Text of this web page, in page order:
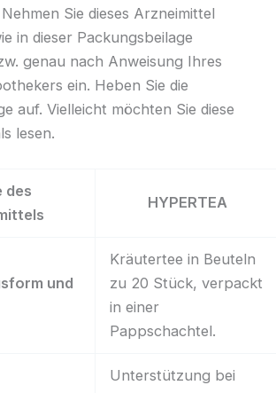
Sie dieses Arzneimittel
in dieser Packungsbeilage
genau nach Anweisung Ihres
ein. Heben Sie die
auf. Vielleicht möchten Sie diese
lesen.
des
HYPERTEA
und
Kräutertee in Beuteln
zu 20 Stück, verpackt
in einer
Pappschachtel.
Unterstützung bei